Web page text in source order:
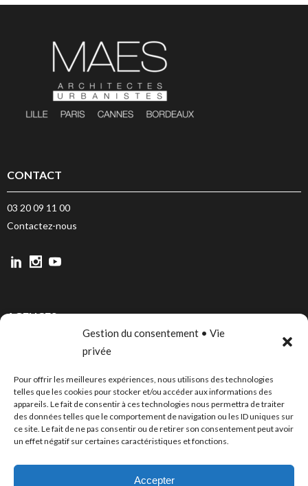
Gestion du consentement • Vie
privée
Pour offrir les meilleures expériences, nous utilisons des technologies
telles que les cookies pour stocker et/ou accéder aux informations des
appareils. Le fait de consentir à ces technologies nous permettra de traiter
des données telles que le comportement de navigation ou les ID uniques sur
ce site. Le fait de ne pas consentir ou de retirer son consentement peut avoir
un effet négatif sur certaines caractéristiques et fonctions.
Accepter
CONTACT
03 20 09 11 00
Contactez-nous
AGENCES
CANNES
BORDEAUX
PUBLICATIONS